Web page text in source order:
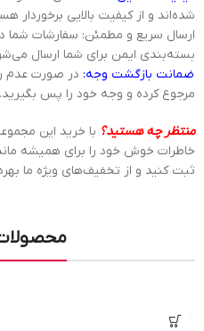
شده‌اند و از کیفیت بالایی برخوردار
ارسال سریع و مطمئن: سفارشات شما
بسته‌بندی ایمن برای شما ارسال
ضمانت بازگشت وجه: در صورت عدم
مرجوع کرده و وجه خود را پس بگیرید.
منتظر چه هستید؟ با خرید این
خاطرات خوش خود را برای همیشه
ثبت کنید و از تخفیف‌های ویژه ما